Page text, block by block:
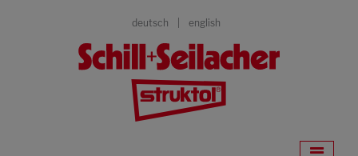
deutsch english